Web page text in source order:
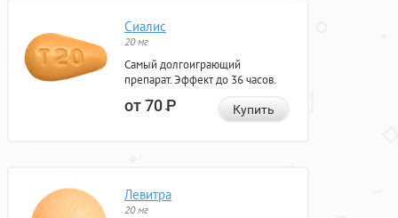
Сиалис
20 мг
Самый долгоиграющий
препарат. Эффект до 36 часов.
от 70Р Купить
Левитра
20 мг